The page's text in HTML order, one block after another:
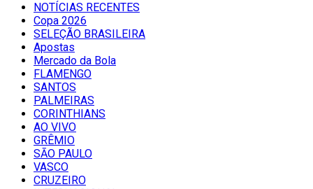
NOTÍCIAS RECENTES
Copa 2026
SELEÇÃO BRASILEIRA
Apostas
Mercado da Bola
FLAMENGO
SANTOS
PALMEIRAS
CORINTHIANS
AO VIVO
GRÊMIO
SĀO PAULO
VASCO
CRUZEIRO